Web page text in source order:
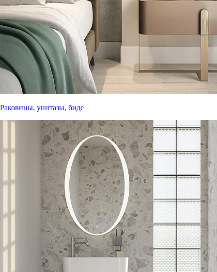
Раковины, унитазы, биде